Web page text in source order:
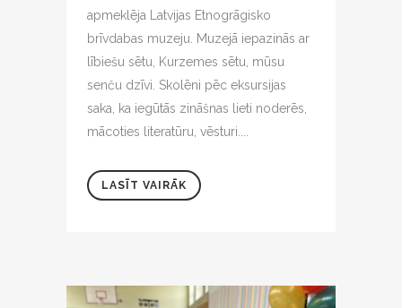
apmeklēja Latvijas Etnogrāgisko
brīvdabas muzeju. Muzejā iepazinās ar
lībiešu sētu, Kurzemes sētu, mūsu
senču dzīvi. Skolēni pēc eksursijas
saka, ka iegūtās zināšnas lieti noderēs,
mācoties literatūru, vēsturi....
LASĪT VAIRĀK